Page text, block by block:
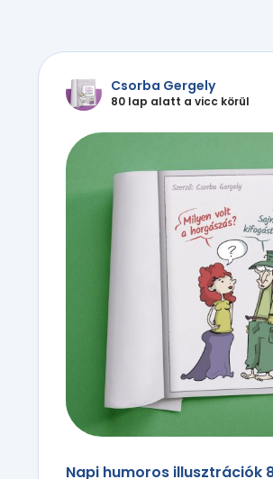
Csorba Gergely
80 lap alatt a vicc körül
Napi humoros illusztrációk